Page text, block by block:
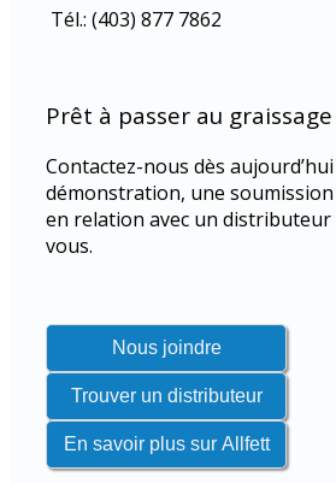
Tél.: (403) 877 7862
Prêt à passer au
Contactez-nous dès
démonstration, une
en relation avec un distributeur
vous.